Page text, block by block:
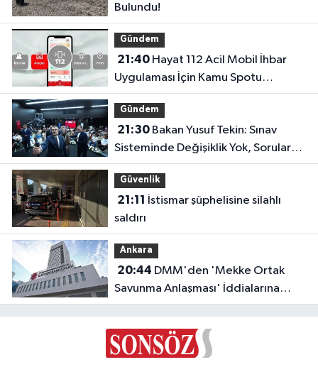
Bulundu!
Gündem
21:40Hayat 112 Acil Mobil İhbar
Uygulaması İçin Kamu Spotu
Yayında!
Gündem
21:30Bakan Yusuf Tekin: Sınav
Sisteminde Değişiklik Yok, Sorular
Yeni Müfredata Uygun Olacak
Güvenlik
21:11
saldırı
Ankara
20:44
Savunma Anlaşması' İddialarına
Yalanlama